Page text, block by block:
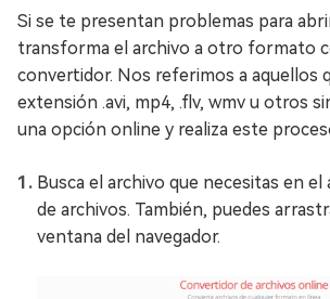
Si se te presentan problemas para
transforma el archivo a otro formato
convertidor. Nos referimos a aquellos
extensión .avi, mp4, .flv, wmv u otros
una opción online y realiza este
Busca el archivo que necesitas en el
de archivos. También, puedes
ventana del navegador.